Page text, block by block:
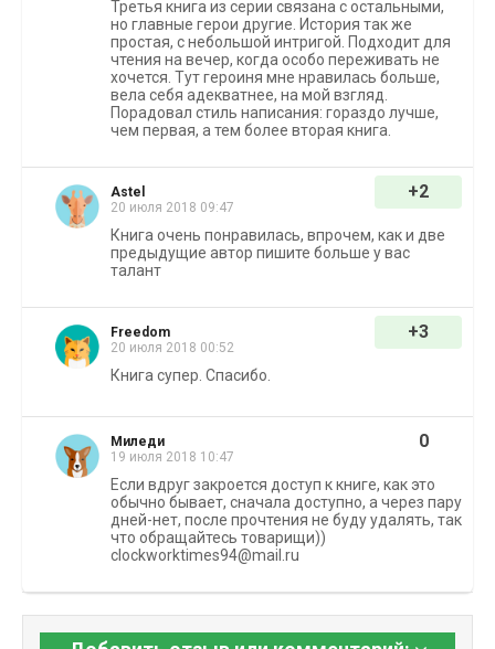
Третья книга из серии связана с остальными,
но главные герои другие. История так же
простая, с небольшой интригой. Подходит для
чтения на вечер, когда особо переживать не
хочется. Тут героиня мне нравилась больше,
вела себя адекватнее, на мой взгляд.
Порадовал стиль написания: гораздо лучше,
чем первая, а тем более вторая книга.
Astel
20 июля 2018 09:47
+2
Книга очень понравилась, впрочем, как и две
предыдущие автор пишите больше у вас
талант
Freedom
20 июля 2018 00:52
+3
Книга супер. Спасибо.
Миледи
19 июля 2018 10:47
0
Если вдруг закроется доступ к книге, как это
обычно бывает, сначала доступно, а через пару
дней-нет, после прочтения не буду удалять, так
что обращайтесь товарищи))
clockworktimes94@mail.ru